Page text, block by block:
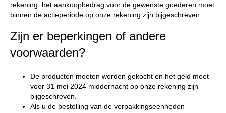
rekening: het aankoopbedrag voor de gewenste goederen moet
binnen de actieperiode op onze rekening zijn bijgeschreven.
Zijn er beperkingen of andere
voorwaarden?
De producten moeten worden gekocht en het geld moet
voor 31 mei 2024 middernacht op onze rekening zijn
bijgeschreven.
Als u de bestelling van de verpakkingseenheden